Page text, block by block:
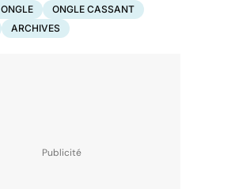
ONGLE
ONGLE CASSANT
ARCHIVES